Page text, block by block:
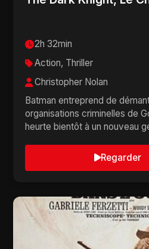
2h 32min
Action, Thriller
Christopher Nolan
Batman entreprend de
organisations criminelles de
heurte bientôt à un nouveau
Regarder